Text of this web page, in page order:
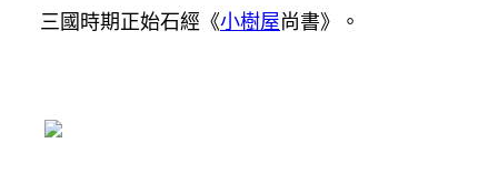
三國時期正始石經《小樹屋尚書》。